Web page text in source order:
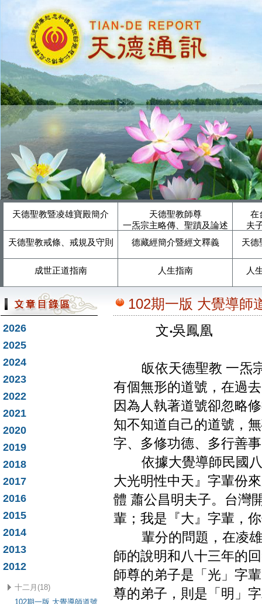
天德聖教暨凌雄寶殿簡介
天德聖教師尊
一炁宗主略傳、聖蹟及論述
在
夫
天德聖教戒條、戒規及守則
德藏經簡介暨經文釋義 天德
成世正道指南 人生指南 人
2026
2025
2024
2023
2022
2021
2020
2019
2018
2017
2016
2015
2014
2013
2012
十二月(18)
102期一版 大覺導師道號
102期一版 大覺導師
文‧吳鳳凰
皈依天德聖教 一炁宗
有個無形的道號，在過
因為人執著道號卻忽略
知不知道自己的道號，
字、多修功德、多行善
依據大覺導師民國八
大光明性中天』字輩份
體 蕭公昌明夫子。台灣
輩；我是『大』字輩，
輩分的問題，在凌雄
師的說明和八十三年的
師尊的弟子是「光」字
尊的弟子，則是「明」